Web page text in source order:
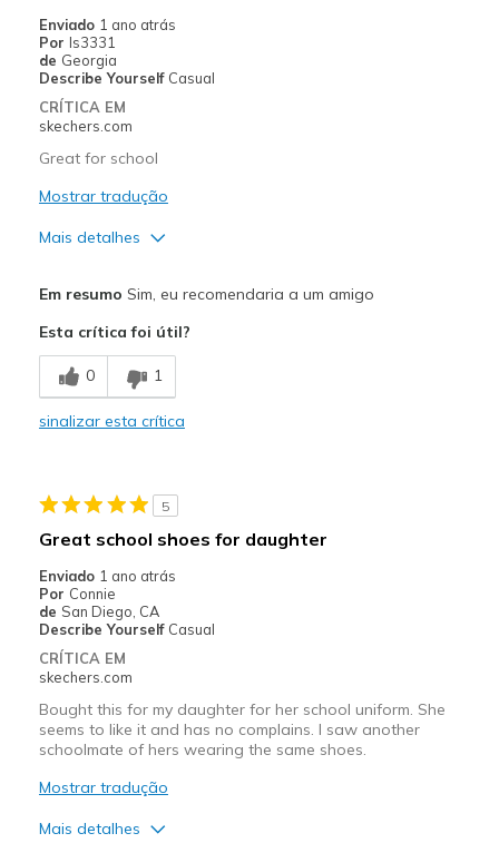
Enviado 1 ano atrás
Por Is3331
de Georgia
Describe Yourself Casual
CRÍTICA EM
skechers.com
Great for school
Mostrar tradução
Mais detalhes
Comfortable
Durable
Sizing
Feels true to size
View On Shoes
I'm Into Shoes
Em resumo Sim, eu recomendaria a um amigo
Esta crítica foi útil?
0 1
sinalizar esta crítica
5
Great school shoes for daughter
Enviado 1 ano atrás
Por Connie
de San Diego, CA
Describe Yourself Casual
CRÍTICA EM
skechers.com
Bought this for my daughter for her school uniform. She
seems to like it and has no complains. I saw another
schoolmate of hers wearing the same shoes.
Mostrar tradução
Mais detalhes